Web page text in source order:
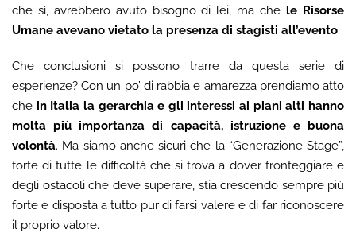
che sì, avrebbero avuto bisogno di lei, ma chele Risorse
Umane avevano vietato la presenza di stagisti all’evento.
Che conclusioni si possono trarre da questa serie di
esperienze? Con un po’ di rabbia e amarezza prendiamo atto
che in Italia la gerarchia e gli interessi ai piani alti hanno
molta più importanza di capacità, istruzione e buona
volontà. Ma siamo anche sicuri che la “Generazione Stage”,
forte di tutte le difficoltà che si trova a dover fronteggiare e
degli ostacoli che deve superare, stia crescendo sempre più
forte e disposta a tutto pur di farsi valere e di far riconoscere
il proprio valore.